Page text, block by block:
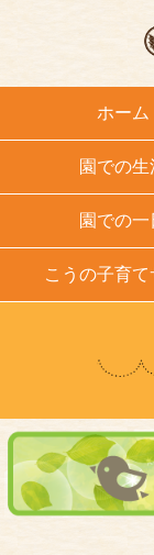
ホーム
園での生
園での一
こうの子育て